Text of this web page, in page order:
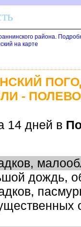
района.
на карте
-
14 дней
дождь,